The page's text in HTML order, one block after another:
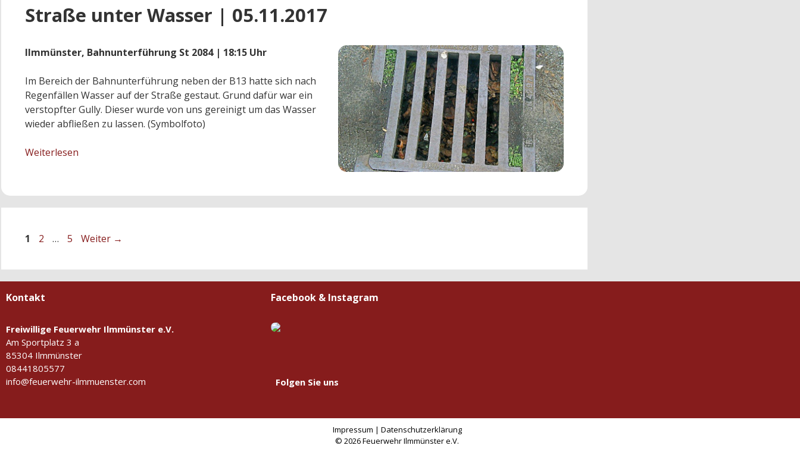
Straße unter Wasser | 05.11.2017
Ilmmünster, Bahnunterführung St 2084 | 18:15 Uhr
Im Bereich der Bahnunterführung neben der B13 hatte sich nach
Regenfällen Wasser auf der Straße gestaut. Grund dafür war ein
verstopfter Gully. Dieser wurde von uns gereinigt um das Wasser
wieder abfließen zu lassen. (Symbolfoto)
Weiterlesen
|
05.11.2017
Seite
1 Seite
2 … Seite
5 Weiter →
Kontakt
Freiwillige Feuerwehr Ilmmünster e.V.
Am Sportplatz 3 a
85304 Ilmmünster
08441805577
info@feuerwehr-ilmmuenster.com
Facebook & Instagram
Folgen Sie uns
Impressum | Datenschutzerklärung
© 2026 Feuerwehr Ilmmünster e.V.